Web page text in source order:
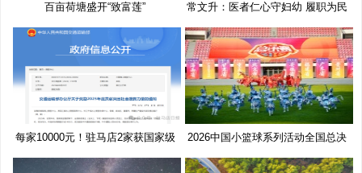
百亩荷塘盛开“致富莲” 常文升：医者仁心守妇幼 履职为民
每家10000元！驻马店2家获国家级
奖
2026中国小篮球系列活动全国总决
赛